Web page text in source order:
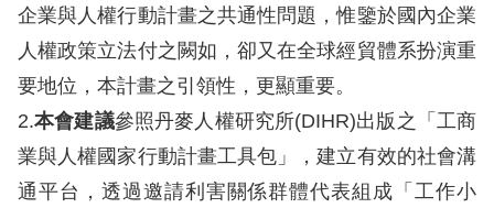
選
擇
語
企業與人權行動計畫之共通性問題，惟鑒於國內企業
人權政策立法付之闕如，卻又在全球經貿體系扮演重
要地位，本計畫之引領性，更顯重要。
2.本會建議參照丹麥人權研究所(DIHR)出版之「工商
業與人權國家行動計畫工具包」，建立有效的社會溝
通平台，透過邀請利害關係群體代表組成「工作小